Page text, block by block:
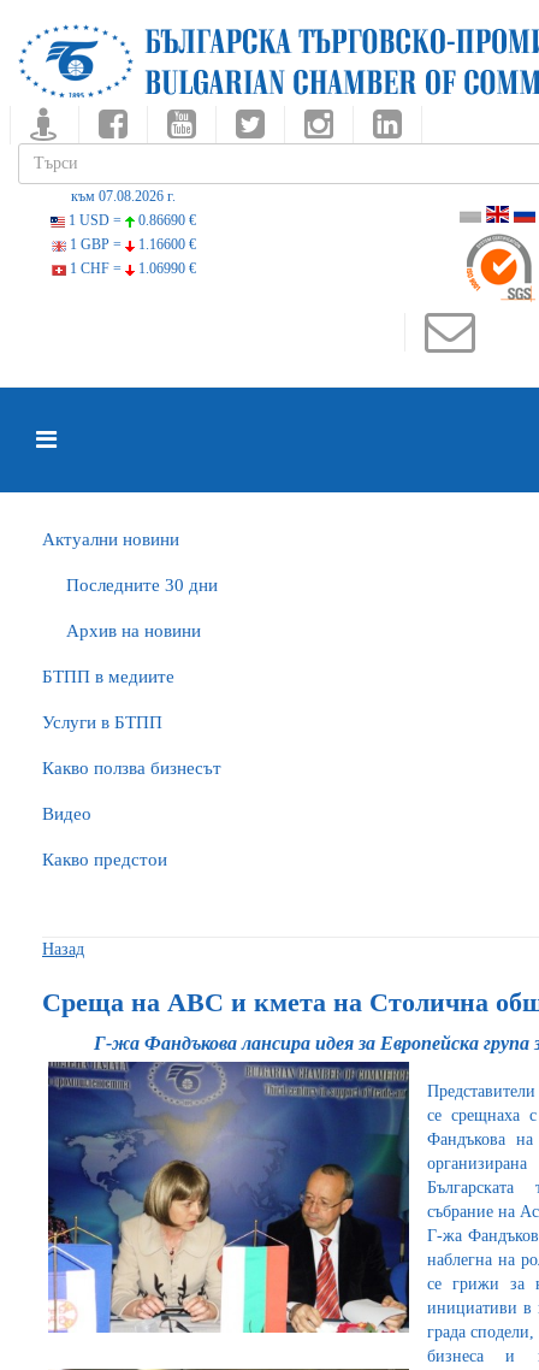
към 07.08.2026 г.
1 USD =
0.86690 €
1 GBP =
1.16600 €
1 CHF =
1.06990 €
Актуални новини
Последните 30 дни
Архив на новини
БTПП в медиите
Услуги в БТПП
Какво ползва бизнесът
Видео
Какво предстои
Назад
Среща на АВС и кмета на Столична
Г-жа Фандъкова лансира идея за Европейска
се срещнаха
Фандъкова
събрание на
Г-жа
наблегна на
се грижи за
инициативи в
града
бизнеса и